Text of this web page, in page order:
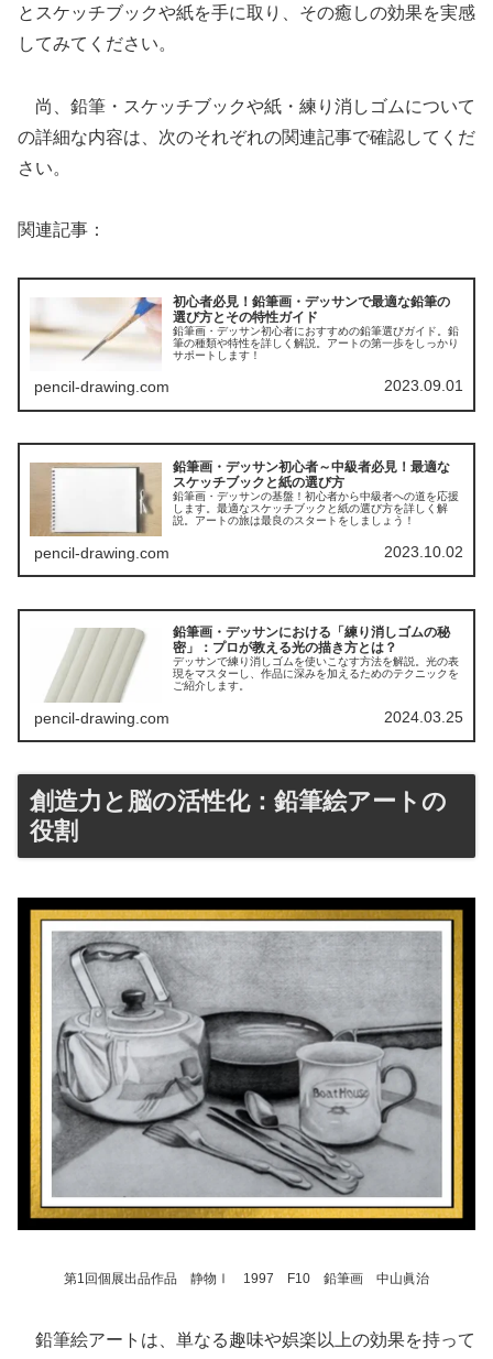
とスケッチブックや紙を手に取り、その癒しの効果を実感
してみてください。
尚、鉛筆・スケッチブックや紙・練り消しゴムについて
の詳細な内容は、次のそれぞれの関連記事で確認してくだ
さい。
関連記事：
初心者必見！鉛筆画・デッサンで最適な鉛筆の
選び方とその特性ガイド
鉛筆画・デッサン初心者におすすめの鉛筆選びガイド。鉛
筆の種類や特性を詳しく解説。アートの第一歩をしっかり
サポートします！
pencil-drawing.com 2023.09.01
鉛筆画・デッサン初心者～中級者必見！最適な
スケッチブックと紙の選び方
鉛筆画・デッサンの基盤！初心者から中級者への道を応援
します。最適なスケッチブックと紙の選び方を詳しく解
説。アートの旅は最良のスタートをしましょう！
pencil-drawing.com 2023.10.02
鉛筆画・デッサンにおける「練り消しゴムの秘
密」：プロが教える光の描き方とは？
デッサンで練り消しゴムを使いこなす方法を解説。光の表
現をマスターし、作品に深みを加えるためのテクニックを
ご紹介します。
pencil-drawing.com 2024.03.25
創造力と脳の活性化：鉛筆絵アートの
役割
第1回個展出品作品 静物Ⅰ 1997 F10 鉛筆画 中山眞治
鉛筆絵アートは、単なる趣味や娯楽以上の効果を持って